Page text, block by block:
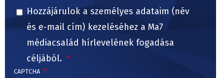
Hozzájárulok a személyes adataim (név
és e-mail cím) kezeléséhez a Ma7
médiacsalád hírlevelének fogadása
céljából.
CAPTCHA